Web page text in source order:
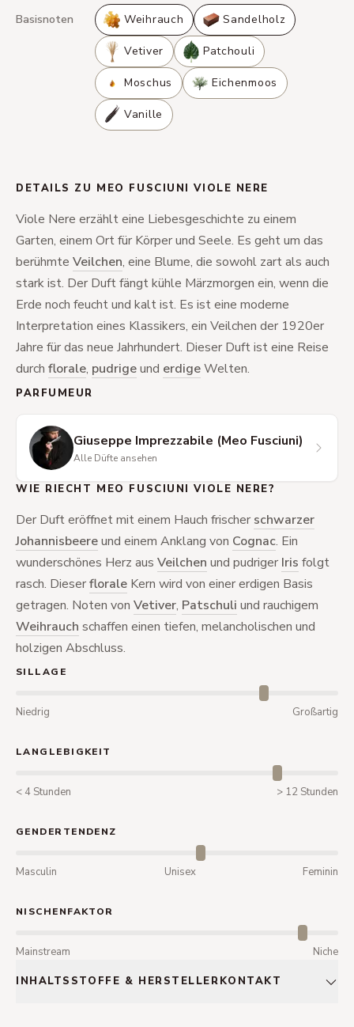
Basisnoten Weihrauch Sandelholz
Vetiver Patchouli
Moschus Eichenmoos
Vanille
DETAILS ZU MEO FUSCIUNI VIOLE NERE
Viole Nere erzählt eine Liebesgeschichte zu einem
Garten, einem Ort für Körper und Seele. Es geht um das
berühmte Veilchen, eine Blume, die sowohl zart als auch
stark ist. Der Duft fängt kühle Märzmorgen ein, wenn die
Erde noch feucht und kalt ist. Es ist eine moderne
Interpretation eines Klassikers, ein Veilchen der 1920er
Jahre für das neue Jahrhundert. Dieser Duft ist eine Reise
durch florale, pudrigeund erdigeWelten.
PARFUMEUR
Giuseppe Imprezzabile (Meo Fusciuni)
Alle Düfte ansehen
WIE RIECHT MEO FUSCIUNI VIOLE NERE?
Der Duft eröffnet mit einem Hauch frischer schwarzer
Johannisbeereund einem Anklang von Cognac. Ein
wunderschönes Herz aus Veilchen und pudriger Iris folgt
rasch. Dieserflorale Kern wird von einer erdigen Basis
getragen. Noten von Vetiver, Patschuli und rauchigem
Weihrauch schaffen einen tiefen, melancholischen und
holzigen Abschluss.
SILLAGE
Niedrig Großartig
LANGLEBIGKEIT
< 4 Stunden > 12 Stunden
GENDERTENDENZ
Masculin Unisex Feminin
NISCHENFAKTOR
Mainstream Niche
INHALTSSTOFFE & HERSTELLERKONTAKT